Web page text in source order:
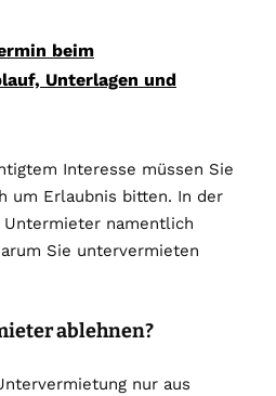
beim
Unterlagen und
Interesse müssen Sie
um Erlaubnis bitten. In der
namentlich
Sie untervermieten
ablehnen?
nur aus